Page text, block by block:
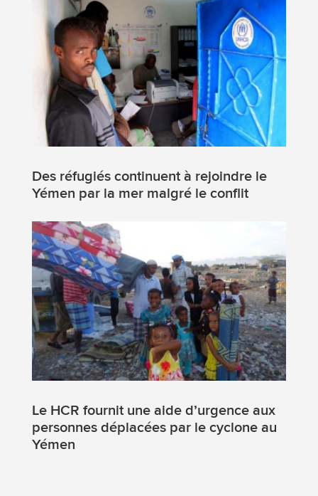
Des réfugiés continuent à rejoindre le
Yémen par la mer malgré le conflit
Le HCR fournit une aide d’urgence aux
personnes déplacées par le cyclone au
Yémen